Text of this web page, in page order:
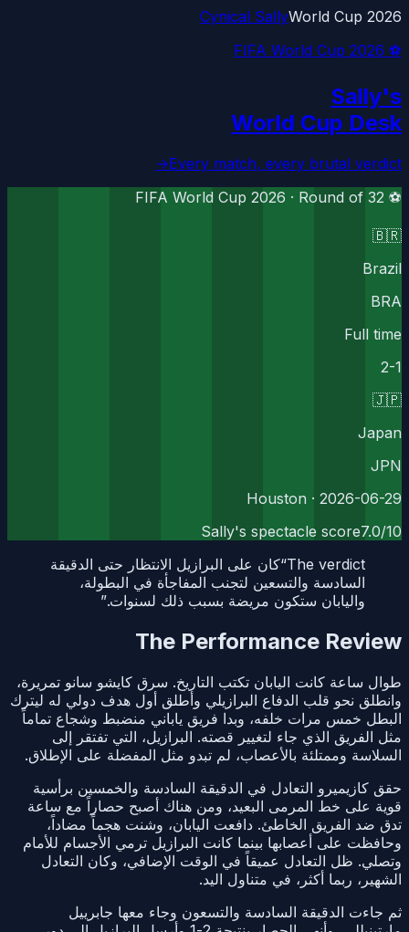
Cynical SallyWorld Cup 2026
⚽ FIFA World Cup 2026
Sally's
World Cup Desk
Every match, every brutal verdict
→
⚽ FIFA World Cup 2026 ·
Round of 32
🇧🇷
Brazil
BRA
Full time
2-1
🇯🇵
Japan
JPN
2026-06-29
· Houston
Sally's spectacle score7.0/10
The verdict
“كان على البرازيل الانتظار حتى الدقيقة
السادسة والتسعين لتجنب المفاجأة في البطولة،
واليابان ستكون مريضة بسبب ذلك لسنوات.”
The Performance Review
طوال ساعة كانت اليابان تكتب التاريخ. سرق كايشو سانو تمريرة،
وانطلق نحو قلب الدفاع البرازيلي وأطلق أول هدف دولي له ليترك
البطل خمس مرات خلفه، وبدا فريق ياباني منضبط وشجاع تماماً
مثل الفريق الذي جاء لتغيير قصته. البرازيل، التي تفتقر إلى
السلاسة وممتلئة بالأعصاب، لم تبدو مثل المفضلة على الإطلاق.
حقق كازيميرو التعادل في الدقيقة السادسة والخمسين برأسية
قوية على خط المرمى البعيد، ومن هناك أصبح حصاراً مع ساعة
تدق ضد الفريق الخاطئ. دافعت اليابان، وشنت هجماً مضاداً،
وحافظت على أعصابها بينما كانت البرازيل ترمي الأجسام للأمام
وتصلي. ظل التعادل عميقاً في الوقت الإضافي، وكان التعادل
الشهير، ربما أكثر، في متناول اليد.
ثم جاءت الدقيقة السادسة والتسعون وجاء معها جابرييل